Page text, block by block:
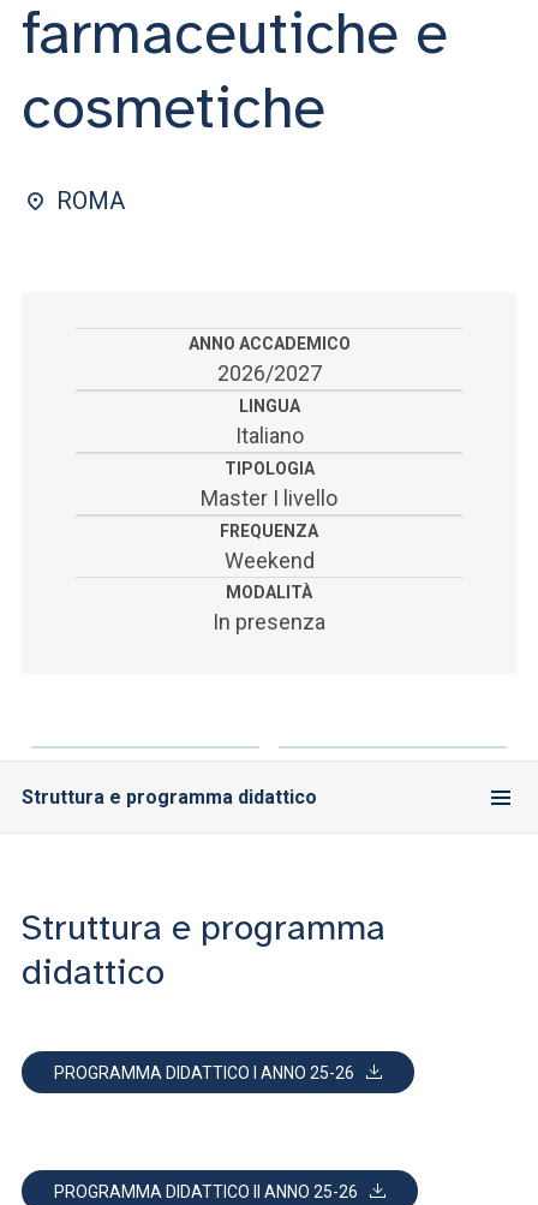
ACCEDI A CLOUDMAIL
farmaceutiche e
cosmetiche
ROMA
ANNO ACCADEMICO
2026/2027
LINGUA
Italiano
TIPOLOGIA
Master I livello
FREQUENZA
Weekend
MODALITÀ
In presenza
Struttura e programma didattico
Struttura e programma
didattico
PROGRAMMA DIDATTICO I ANNO 25-26
PROGRAMMA DIDATTICO II ANNO 25-26